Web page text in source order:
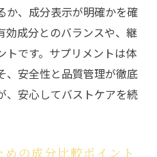
か、成分表示が明確かを確
効成分とのバランスや、継
トです。サプリメントは体
、安全性と品質管理が徹底
、安心してバストケアを続
の成分比較ポイント